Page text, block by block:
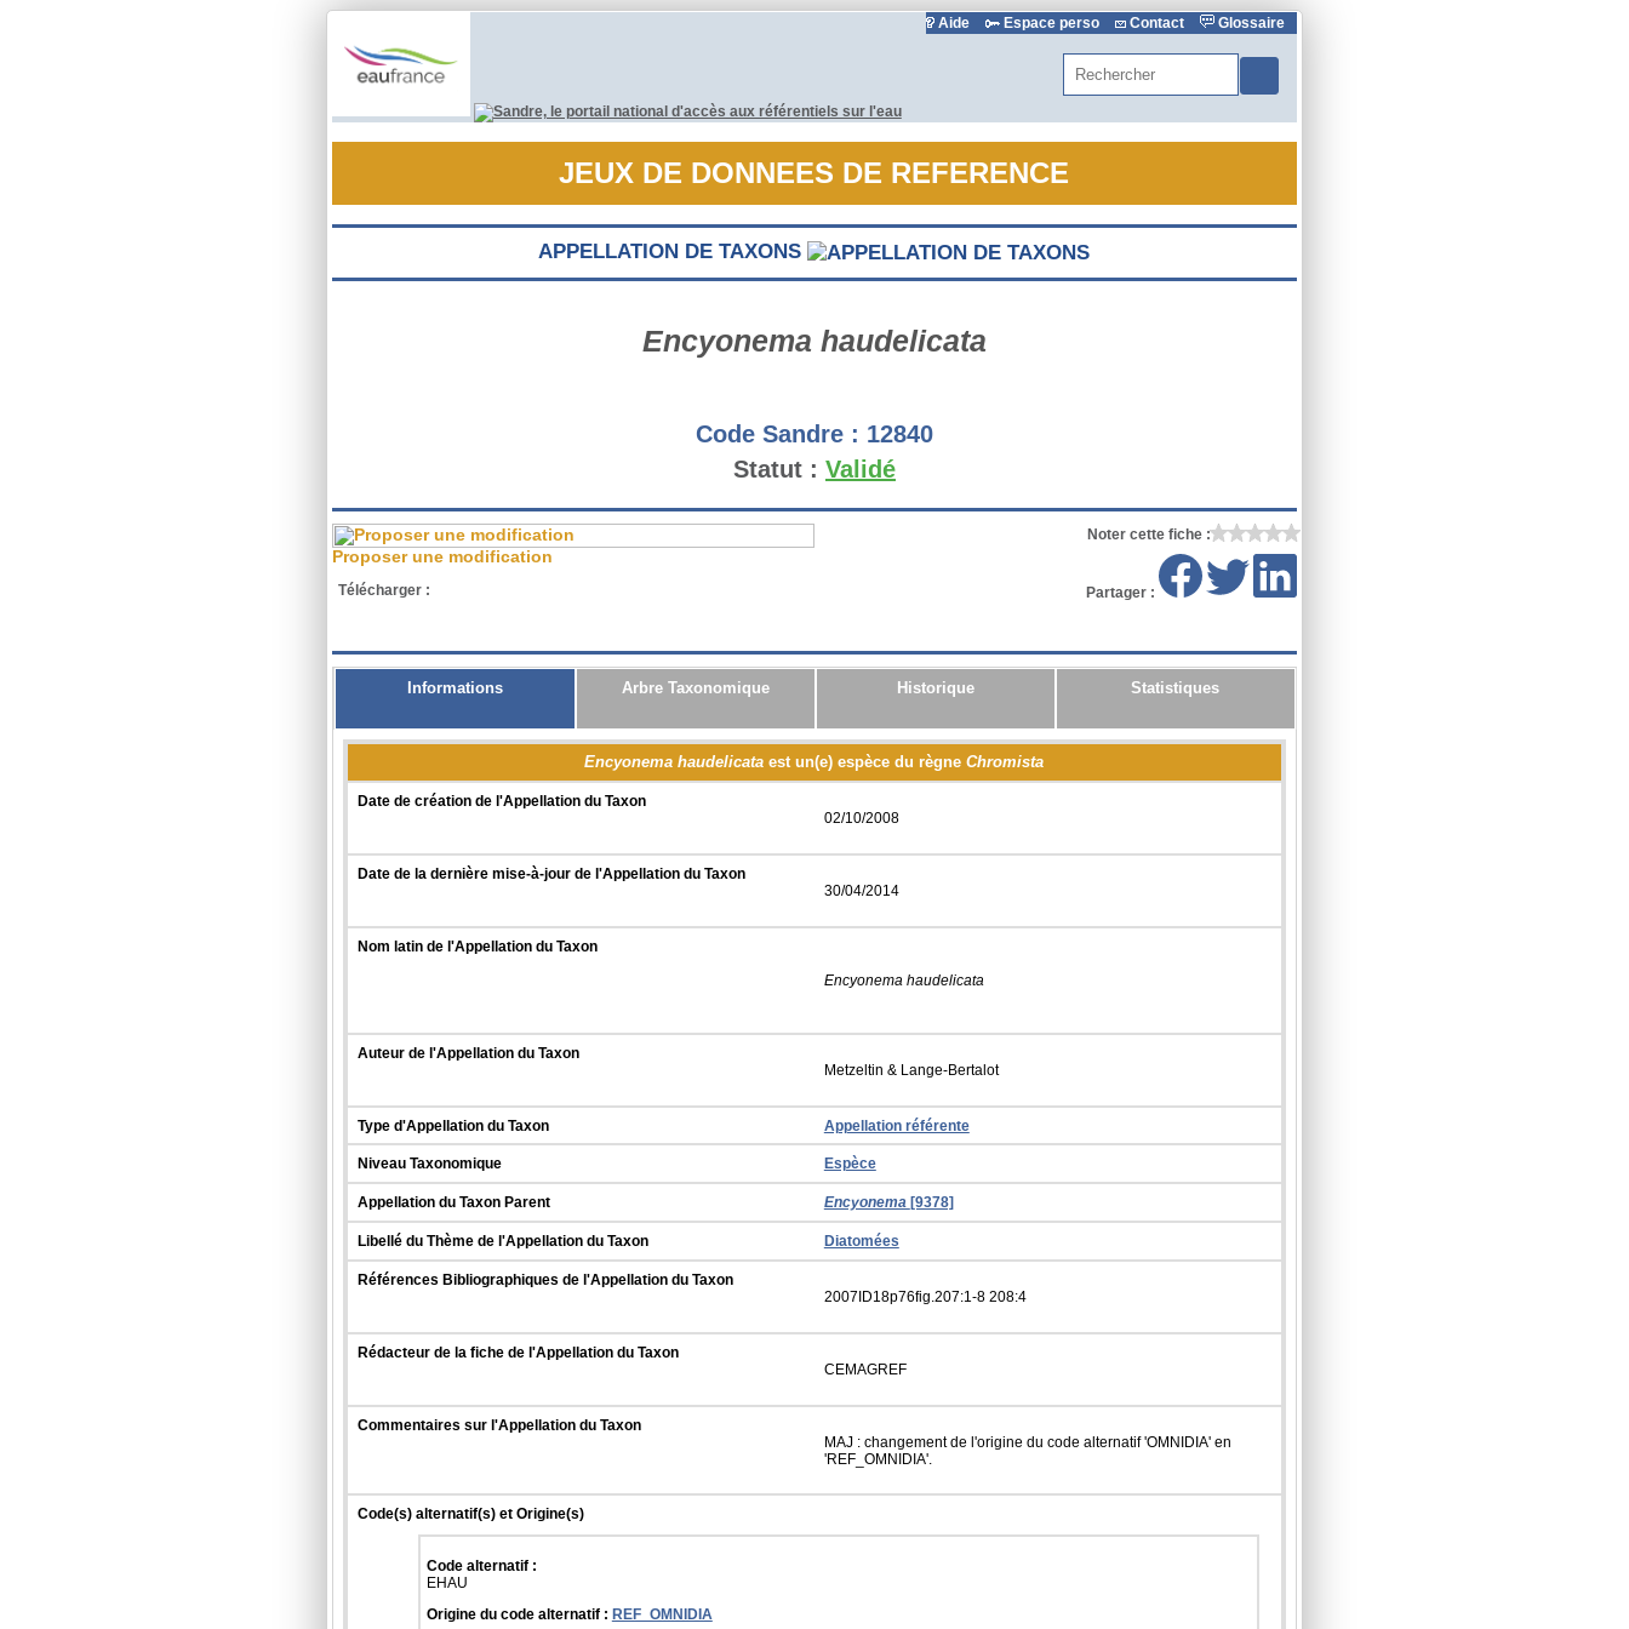
Aide Espace perso Contact Glossaire
Rechercher
JEUX DE DONNEES DE REFERENCE
APPELLATION DE TAXONS
Encyonema haudelicata
Code Sandre : 12840
Statut : Validé
Proposer une modification
Noter cette fiche :
Partager :
Télécharger :
Informations Arbre Taxonomique Historique Statistiques
Encyonema haudelicataest un(e) espèce du règneChromista
Date de création de l'Appellation du Taxon
02/10/2008
Date de la dernière mise-à-jour de l'Appellation du Taxon
30/04/2014
Nom latin de l'Appellation du Taxon
Encyonema haudelicata
Auteur de l'Appellation du Taxon
Metzeltin & Lange-Bertalot
Type d'Appellation du Taxon Appellation référente
Niveau Taxonomique Espèce
Appellation du Taxon Parent Encyonema [9378]
Libellé du Thème de l'Appellation du Taxon Diatomées
Références Bibliographiques de l'Appellation du Taxon
2007ID18p76fig.207:1-8 208:4
Rédacteur de la fiche de l'Appellation du Taxon
CEMAGREF
Commentaires sur l'Appellation du Taxon
MAJ : changement de l'origine du code alternatif 'OMNIDIA' en
'REF_OMNIDIA'.
Code(s) alternatif(s) et Origine(s)
Code alternatif :
EHAU
Origine du code alternatif : REF_OMNIDIA